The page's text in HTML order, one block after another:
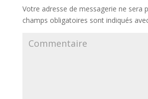
Votre adresse de messagerie ne sera
champs obligatoires sont indiqués